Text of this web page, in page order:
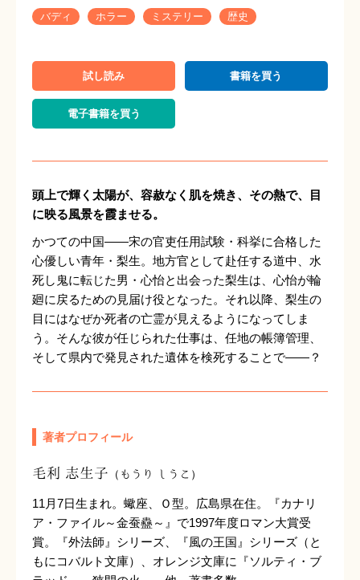
バディ ホラー ミステリー 歴史
試し読み 書籍を買う
電子書籍を買う
頭上で輝く太陽が、容赦なく肌を焼き、その熱で、目
に映る風景を霞ませる。
かつての中国――宋の官吏任用試験・科挙に合格した
心優しい青年・梨生。地方官として赴任する道中、水
死し鬼に転じた男・心怡と出会った梨生は、心怡が輪
廻に戻るための見届け役となった。それ以降、梨生の
目にはなぜか死者の亡霊が見えるようになってしま
う。そんな彼が任じられた仕事は、任地の帳簿管理、
そして県内で発見された遺体を検死することで――？
著者プロフィール
毛利 志生子 （もうり しうこ）
11月7日生まれ。蠍座、Ｏ型。広島県在住。『カナリ
ア・ファイル～金蚕蠱～』で1997年度ロマン大賞受
賞。『外法師』シリーズ、『風の王国』シリーズ（と
もにコバルト文庫）、オレンジ文庫に『ソルティ・ブ